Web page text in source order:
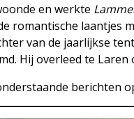
en werkte
romantische laantjes
van de jaarlijkse
Hij overleed te Laren
berichten